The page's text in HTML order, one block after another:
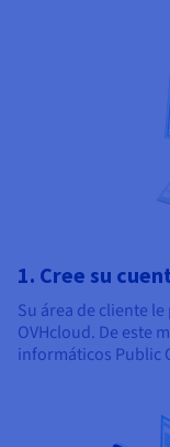
1. Cree su
Su área de cliente
OVHcloud. De este
informáticos Public